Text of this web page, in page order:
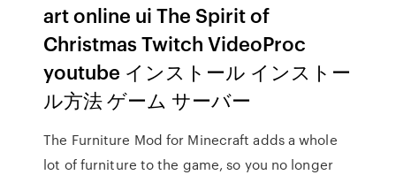
art online ui The Spirit of
Christmas Twitch VideoProc
youtube インストール インストー
ル方法 ゲーム サーバー
The Furniture Mod for Minecraft adds a whole
lot of furniture to the game, so you no longer